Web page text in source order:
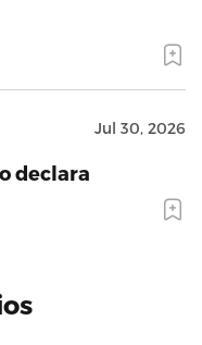
Jul 30, 2026
declara